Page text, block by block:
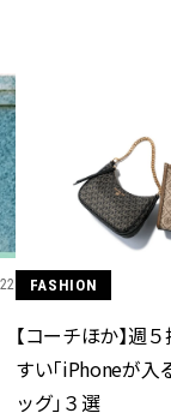
FASHION
【コーチほか】週
すい「iPhoneが
ッグ」３選